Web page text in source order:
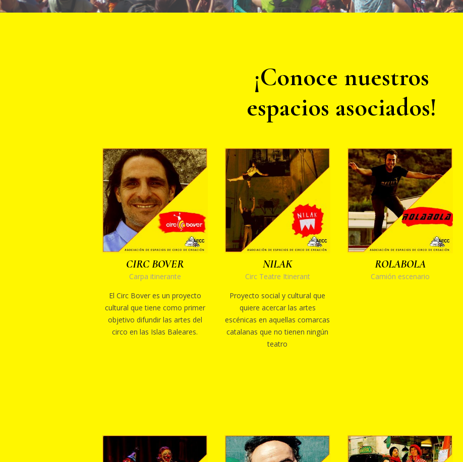
¡Conoce nuestros
espacios asociados!
CIRC BOVER
Carpa itinerante
El Circ Bover es un proyecto
cultural que tiene como primer
objetivo difundir las artes del
circo en las Islas Baleares.
NILAK
Circ Teatre Itinerant
Proyecto social y cultural que
quiere acercar las artes
escénicas en aquellas comarcas
catalanas que no tienen ningún
teatro
ROLABOLA
Camión escenario